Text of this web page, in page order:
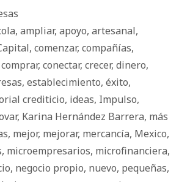
, ampliar, apoyo, artesanal,
, comenzar, compañías,
comprar, conectar, crecer, dinero,
, establecimiento, éxito,
crediticio, ideas, Impulso,
, Karina Hernández Barrera, más
, mejor, mejorar, mercancía, Mexico,
, microempresarios, microfinanciera,
, negocio propio, nuevo, pequeñas,